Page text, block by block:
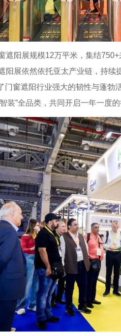
阳展规模12万平米，集结750+
阳展依然依托亚太产业链，持
门窗遮阳行业强大的韧性与蓬勃
装”全品类，共同开启一年一度的